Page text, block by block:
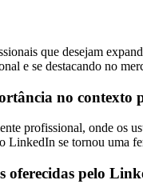
que desejam
e se destacando no
no contexto
profissional, onde os
LinkedIn se tornou uma
oferecidas pelo